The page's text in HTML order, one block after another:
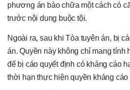
phương án bào chữa một cách có
trước nội dung buộc tội.
Ngoài ra, sau khi Tòa tuyên án, bị
án. Quyền này không chỉ mang
để bị cáo quyết định có kháng cáo
thời hạn thực hiện quyền kháng cáo